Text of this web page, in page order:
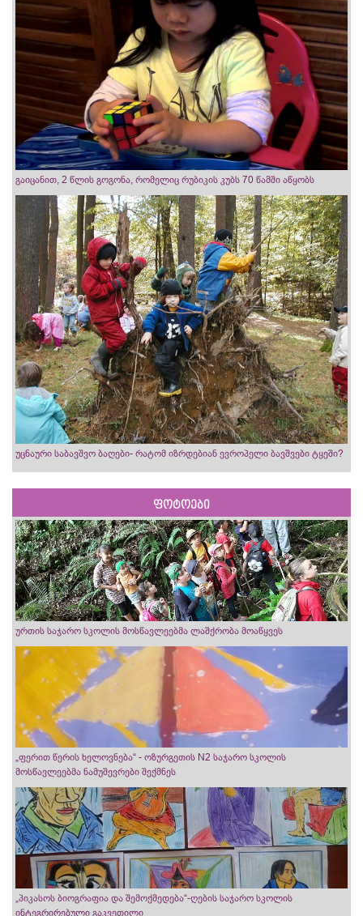
გაიცანით, 2 წლის გოგონა, რომელიც რუბიკის კუბს 70 წამში აწყობს
უცნაური საბავშვო ბაღები- რატომ იზრდებიან ევროპელი ბავშვები ტყეში?
ფოტოები
ურთის საჯარო სკოლის მოსწავლეებმა ლაშქრობა მოაწყვეს
„ფერით წერის ხელოვნება“ - ოზურგეთის N2 საჯარო სკოლის
მოსწავლეებმა ნამუშევრები შექმნეს
„პიკასოს ბიოგრაფია და შემოქმედება“-ღების საჯარო სკოლის
ინტეგრირებული გაკვეთილი